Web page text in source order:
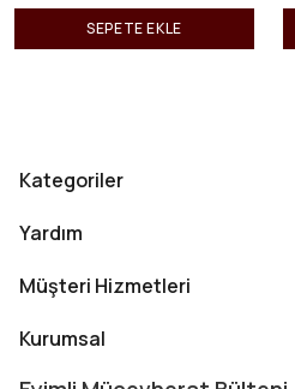
SEPETE EKLE
Kategoriler
Yardım
Müşteri Hizmetleri
Kurumsal